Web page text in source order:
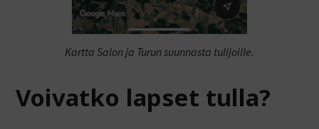
Kartta Salon ja Turun suunnasta tulijoille.
Voivatko lapset tulla?